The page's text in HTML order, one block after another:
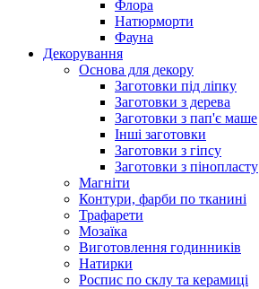
Флора
Натюрморти
Фауна
Декорування
Основа для декору
Заготовки під ліпку
Заготовки з дерева
Заготовки з пап'є маше
Інші заготовки
Заготовки з гіпсу
Заготовки з пінопласту
Магніти
Контури, фарби по тканині
Трафарети
Мозаїка
Виготовлення годинників
Натирки
Роспис по склу та керамиці